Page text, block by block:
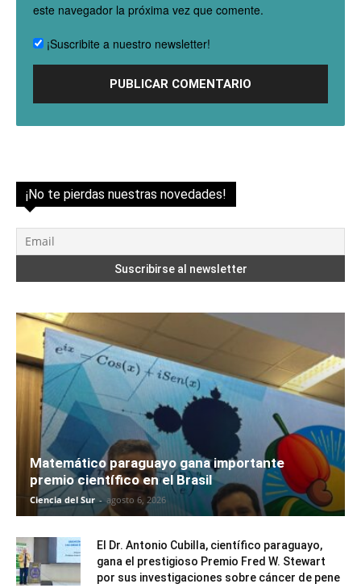
este navegador la próxima vez que comente.
¡Suscribite a nuestro newsletter!
¡No te pierdas nuestras novedades!
Matemático paraguayo gana importante
premio científico en el Brasil
Ciencia del Sur - agosto 6, 2026
El Dr. Antonio Cubilla, científico paraguayo,
gana el prestigioso Premio Fred W. Stewart
por sus investigaciones sobre cáncer de pene